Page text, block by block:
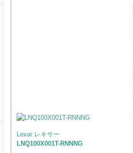
Lexar レキサー
LNQ100X001T-RNNNG